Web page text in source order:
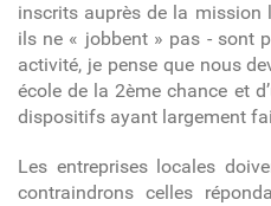
inscrits auprès de la mission
ils ne « jobbent » pas - sont
activité, je pense que nous
école de la 2ème chance et
dispositifs ayant largement
Les entreprises locales
contraindrons celles